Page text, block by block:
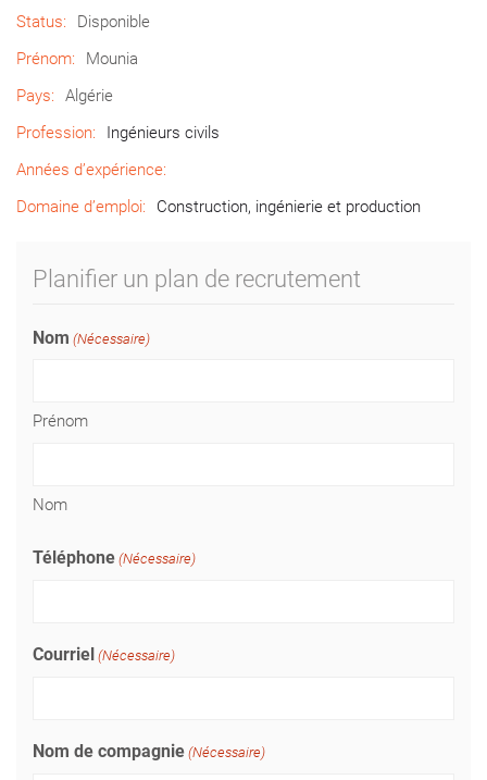
Status:
Disponible
Prénom:
Mounia
Pays:
Algérie
Profession:
Ingénieurs civils
Années d’expérience:
Domaine d’emploi:
Construction, ingénierie et production
Planifier un plan de recrutement
Nom (Nécessaire)
Prénom
Nom
Téléphone (Nécessaire)
Courriel (Nécessaire)
Nom de compagnie (Nécessaire)